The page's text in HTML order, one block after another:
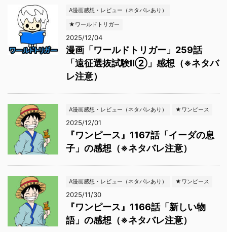
A漫画感想・レビュー（ネタバレあり）
★ワールドトリガー
2025/12/04
漫画「ワールドトリガー」259話
「遠征選抜試験Ⅱ②」感想（※ネタバ
レ注意）
A漫画感想・レビュー（ネタバレあり） ★ワンピース
2025/12/01
『ワンピース』1167話「イーダの息
子」の感想（※ネタバレ注意）
A漫画感想・レビュー（ネタバレあり） ★ワンピース
2025/11/30
『ワンピース』1166話「新しい物
語」の感想（※ネタバレ注意）